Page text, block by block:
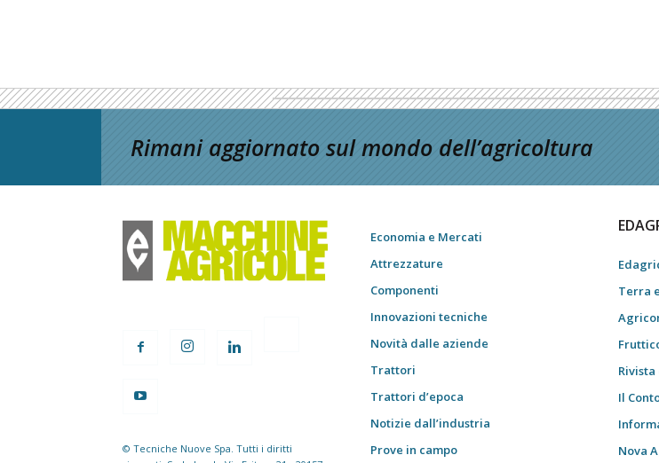
Rimani aggiornato sul mondo dell’agricoltura
© Tecniche Nuove Spa. Tutti i diritti
Economia e Mercati
Attrezzature
Componenti
Innovazioni tecniche
Novità dalle aziende
Trattori
Trattori d’epoca
Notizie dall’industria
Prove in campo
Terra
Il
Nova